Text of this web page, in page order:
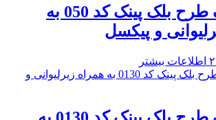
ست ماگ طرح بلک پینک کد 050 به
و پیکسل
اطلاعات بیشتر